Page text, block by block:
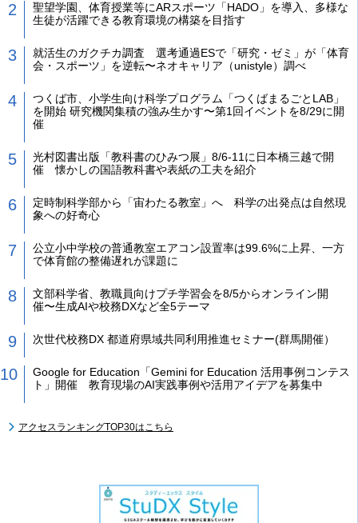
聖望学園、体育授業等にARスポーツ「HADO」を導入、多様な
生徒が活躍できる教育環境の構築を目指す
就活生のガクチカ調査 選考通過ESで「研究・ゼミ」が「体育
会・スポーツ」を逆転〜ネオキャリア（unistyle）調べ
つくば市、小学生向け科学プログラム「つくばまるごとLAB」
を開始 研究機関集積の強み生かす〜第1回イベントを8/29に開
催
光村図書出版「教科書のひみつ展」8/6-11に日本橋三越で開
催 懐かしの国語教科書や表紙の工夫を紹介
定時制科学部から「宙わたる教室」へ 科学の出発点は自然現
象への好奇心
公立小中学校の普通教室エアコン設置率は99.6%に上昇、一方
で体育館の整備遅れが課題に
文部科学省、教職員向けプチ学習会を8/5からオンライン開
催〜生成AIや校務DXなど全5テーマ
次世代校務DX 都道府県域共同利用推進セミナー(群馬開催）
Google for Education「Gemini for Education 活用事例コンテス
ト」開催 教育現場のAI実践事例や活用アイデアを募集中
アクセスランキングTOP30はこちら